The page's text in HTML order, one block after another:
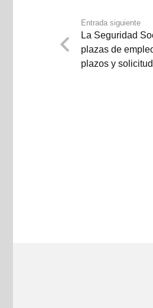
Entrada siguiente
La Seguridad
plazas de
plazos y